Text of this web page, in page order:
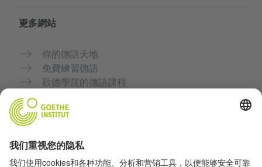
更多網站
你的德語天地
免費練習德語
歌德學院的德語課程
隱私與無障礙